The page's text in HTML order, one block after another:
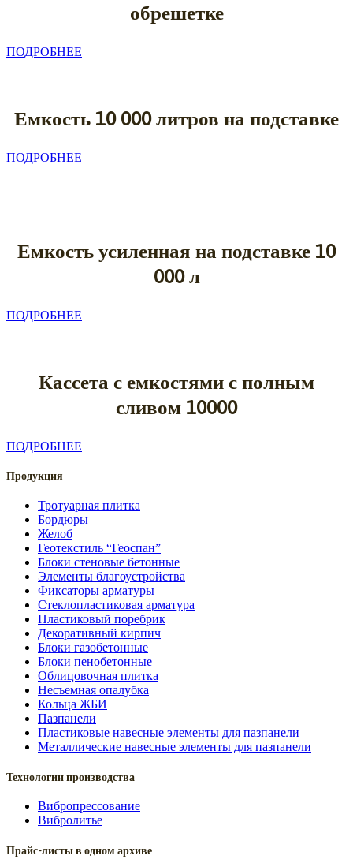
обрешетке
ПОДРОБНЕЕ
Емкость 10000 литров на подставке
ПОДРОБНЕЕ
Емкость усиленная на подставке 10
000 л
ПОДРОБНЕЕ
Кассета с емкостями с полным
сливом 10000
ПОДРОБНЕЕ
Продукция
Тротуарная плитка
Бордюры
Желоб
Геотекстиль “Геоспан”
Блоки стеновые бетонные
Элементы благоустройства
Фиксаторы арматуры
Стеклопластиковая арматура
Пластиковый поребрик
Декоративный кирпич
Блоки газобетонные
Блоки пенобетонные
Облицовочная плитка
Несъемная опалубка
Кольца ЖБИ
Пазпанели
Пластиковые навесные элементы для пазпанели
Металлические навесные элементы для пазпанели
Технологии производства
Вибропрессование
Вибролитье
Прайс-листы в одном архиве